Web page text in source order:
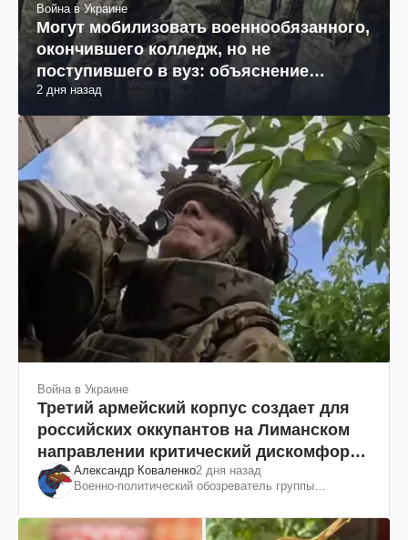
Война в Украине
Могут мобилизовать военнообязанного,
окончившего колледж, но не
поступившего в вуз: объяснение
юриста
2 дня назад
Война в Украине
Третий армейский корпус создает для
российских оккупантов на Лиманском
направлении критический дискомфорт:
как это удалось
Александр Коваленко2 дня назад
Военно-политический обозреватель группы